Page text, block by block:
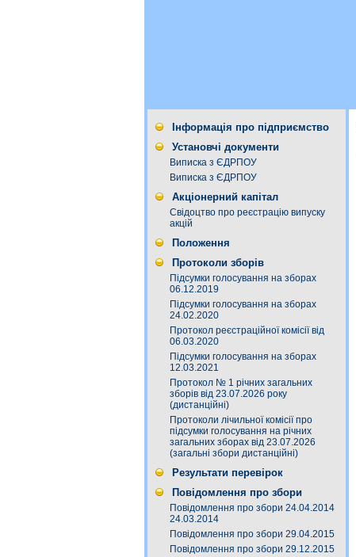
Інформація про підприємство
Установчі документи
Виписка з ЄДРПОУ
Виписка з ЄДРПОУ
Акціонерний капітал
Свідоцтво про реєстрацію випуску
акцій
Положення
Протоколи зборів
Підсумки голосування на зборах
06.12.2019
Підсумки голосування на зборах
24.02.2020
Протокол реєстраційної комісії від
06.03.2020
Підсумки голосування на зборах
12.03.2021
Протокол № 1 річних загальних
зборів від 23.07.2026 року
(дистанційні)
Протоколи лічильної комісії про
підсумки голосування на річних
загальних зборах від 23.07.2026
(загальні збори дистанційні)
Результати перевірок
Повідомлення про збори
Повідомлення про збори 24.04.2014
24.03.2014
Повідомлення про збори 29.04.2015
Повідомлення про збори 29.12.2015